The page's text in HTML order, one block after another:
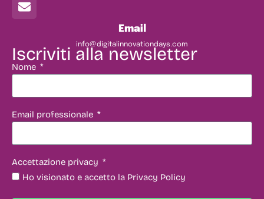
Email
info@digitalinnovationdays.com
Iscriviti alla newsletter
Nome
Email professionale
Accettazione privacy
Ho visionato e accetto la Privacy Policy